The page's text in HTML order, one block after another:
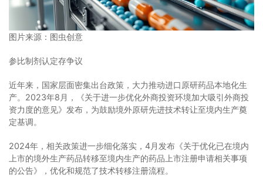
图片来源：图虫创意
参比制剂认定存争议
近年来，国家层面密集出台政策，大力推动进口原研药品本地化生
产。2023年8月，《关于进一步优化外商投资环境加大吸引外商投
资力度的意见》发布，为鼓励境外原研先进技术转让至境内生产奠
定基调。
2024年，相关政策进一步细化落实，4月发布《关于优化已在境内
上市的境外生产药品转移至境内生产的药品上市注册申请相关事项
的公告》，优化和规范了技术转移注册流程。